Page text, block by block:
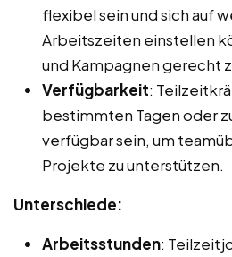
flexibel sein und sich auf
Arbeitszeiten einstellen
und Kampagnen gerecht
Verfügbarkeit:
bestimmten Tagen oder
verfügbar sein, um
Projekte zu unterstützen.
Unterschiede:
Arbeitsstunden: